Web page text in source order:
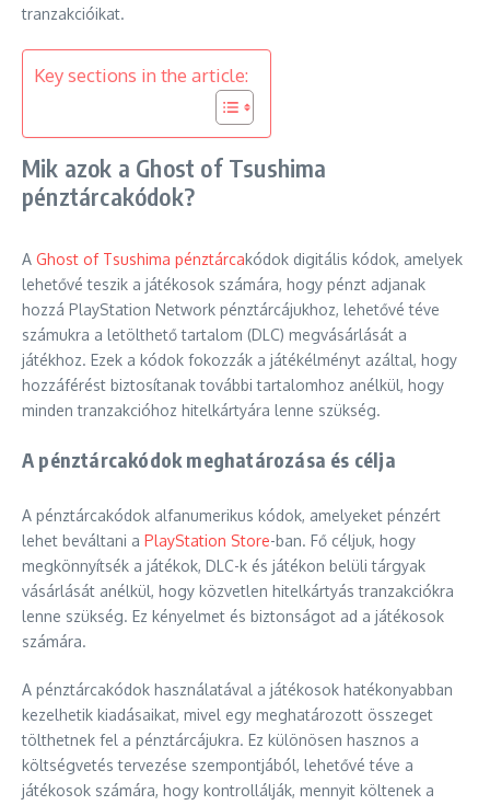
tranzakcióikat.
Key sections in the article:
Mik azok a Ghost of Tsushima
pénztárcakódok?
A Ghost of Tsushima pénztárcakódok digitális kódok, amelyek
lehetővé teszik a játékosok számára, hogy pénzt adjanak
hozzá PlayStation Network pénztárcájukhoz, lehetővé téve
számukra a letölthető tartalom (DLC) megvásárlását a
játékhoz. Ezek a kódok fokozzák a játékélményt azáltal, hogy
hozzáférést biztosítanak további tartalomhoz anélkül, hogy
minden tranzakcióhoz hitelkártyára lenne szükség.
A pénztárcakódok meghatározása és célja
A pénztárcakódok alfanumerikus kódok, amelyeket pénzért
lehet beváltani a PlayStation Store-ban. Fő céljuk, hogy
megkönnyítsék a játékok, DLC-k és játékon belüli tárgyak
vásárlását anélkül, hogy közvetlen hitelkártyás tranzakciókra
lenne szükség. Ez kényelmet és biztonságot ad a játékosok
számára.
A pénztárcakódok használatával a játékosok hatékonyabban
kezelhetik kiadásaikat, mivel egy meghatározott összeget
tölthetnek fel a pénztárcájukra. Ez különösen hasznos a
költségvetés tervezése szempontjából, lehetővé téve a
játékosok számára, hogy kontrollálják, mennyit költenek a